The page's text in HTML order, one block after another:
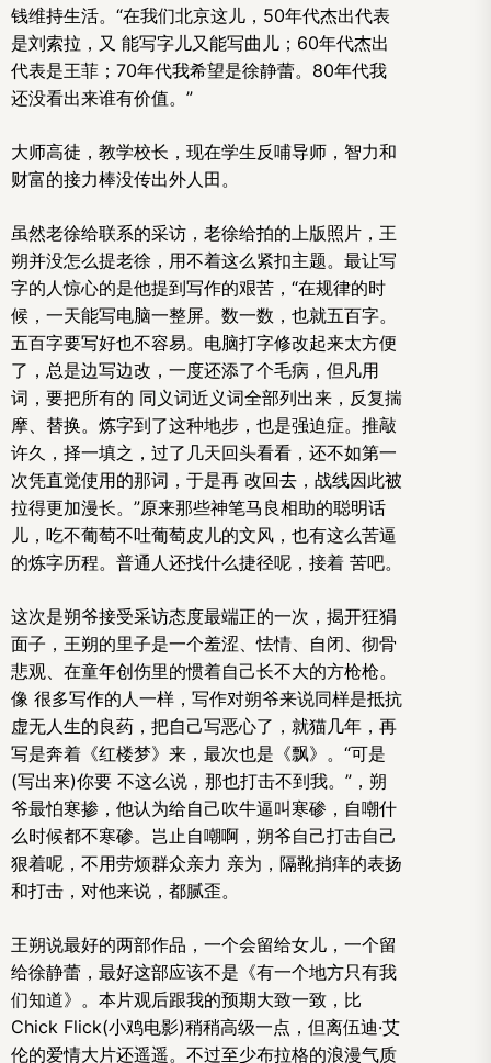
钱维持生活。“在我们北京这儿，50年代杰出代表
是刘索拉，又 能写字儿又能写曲儿；60年代杰出
代表是王菲；70年代我希望是徐静蕾。80年代我
还没看出来谁有价值。”
大师高徒，教学校长，现在学生反哺导师，智力和
财富的接力棒没传出外人田。
虽然老徐给联系的采访，老徐给拍的上版照片，王
朔并没怎么提老徐，用不着这么紧扣主题。最让写
字的人惊心的是他提到写作的艰苦，“在规律的时
候，一天能写电脑一整屏。数一数，也就五百字。
五百字要写好也不容易。电脑打字修改起来太方便
了，总是边写边改，一度还添了个毛病，但凡用
词，要把所有的 同义词近义词全部列出来，反复揣
摩、替换。炼字到了这种地步，也是强迫症。推敲
许久，择一填之，过了几天回头看看，还不如第一
次凭直觉使用的那词，于是再 改回去，战线因此被
拉得更加漫长。”原来那些神笔马良相助的聪明话
儿，吃不葡萄不吐葡萄皮儿的文风，也有这么苦逼
的炼字历程。普通人还找什么捷径呢，接着 苦吧。
这次是朔爷接受采访态度最端正的一次，揭开狂狷
面子，王朔的里子是一个羞涩、怯情、自闭、彻骨
悲观、在童年创伤里的惯着自己长不大的方枪枪。
像 很多写作的人一样，写作对朔爷来说同样是抵抗
虚无人生的良药，把自己写恶心了，就猫几年，再
写是奔着《红楼梦》来，最次也是《飘》。“可是
(写出来)你要 不这么说，那也打击不到我。”，朔
爷最怕寒掺，他认为给自己吹牛逼叫寒碜，自嘲什
么时候都不寒碜。岂止自嘲啊，朔爷自己打击自己
狠着呢，不用劳烦群众亲力 亲为，隔靴捎痒的表扬
和打击，对他来说，都腻歪。
王朔说最好的两部作品，一个会留给女儿，一个留
给徐静蕾，最好这部应该不是《有一个地方只有我
们知道》。本片观后跟我的预期大致一致，比
Chick Flick(小鸡电影)稍稍高级一点，但离伍迪·艾
伦的爱情大片还遥遥。不过至少布拉格的浪漫气质